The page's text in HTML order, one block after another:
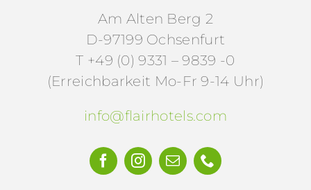
Am Alten Berg 2
D-97199 Ochsenfurt
T +49 (0) 9331 – 9839 -0
(Erreichbarkeit Mo-Fr 9-14 Uhr)
info@flairhotels.com